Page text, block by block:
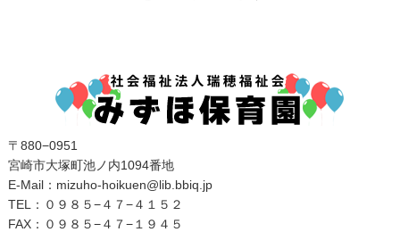
〒880−0951
宮崎市大塚町池ノ内1094番地
E‐Mail：mizuho-hoikuen@lib.bbiq.jp
TEL：０９８５−４７−４１５２
FAX：０９８５−４７−１９４５